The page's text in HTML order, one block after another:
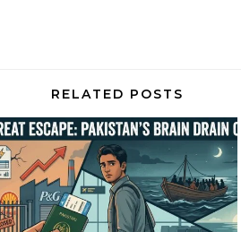
RELATED POSTS